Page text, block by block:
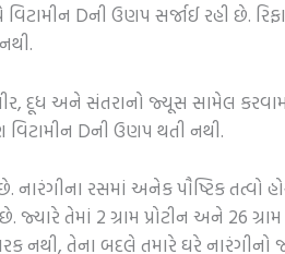
Dની ઉણપ સર્જાઈ રહી છે.
દૂધ અને સંતરાનો જ્યૂસ સામેલ
વિટામીન Dની ઉણપ થતી નથી.
છે. નારંગીના રસમાં અનેક પૌષ્ટિક
તેમાં 2 ગ્રામ પ્રોટીન અને 26
નથી, તેના બદલે તમારે ઘરે